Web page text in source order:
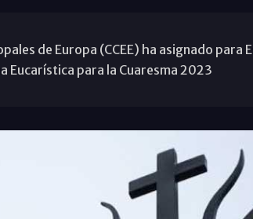
de Europa (CCEE) ha asignado para
Eucarística para la Cuaresma 2023